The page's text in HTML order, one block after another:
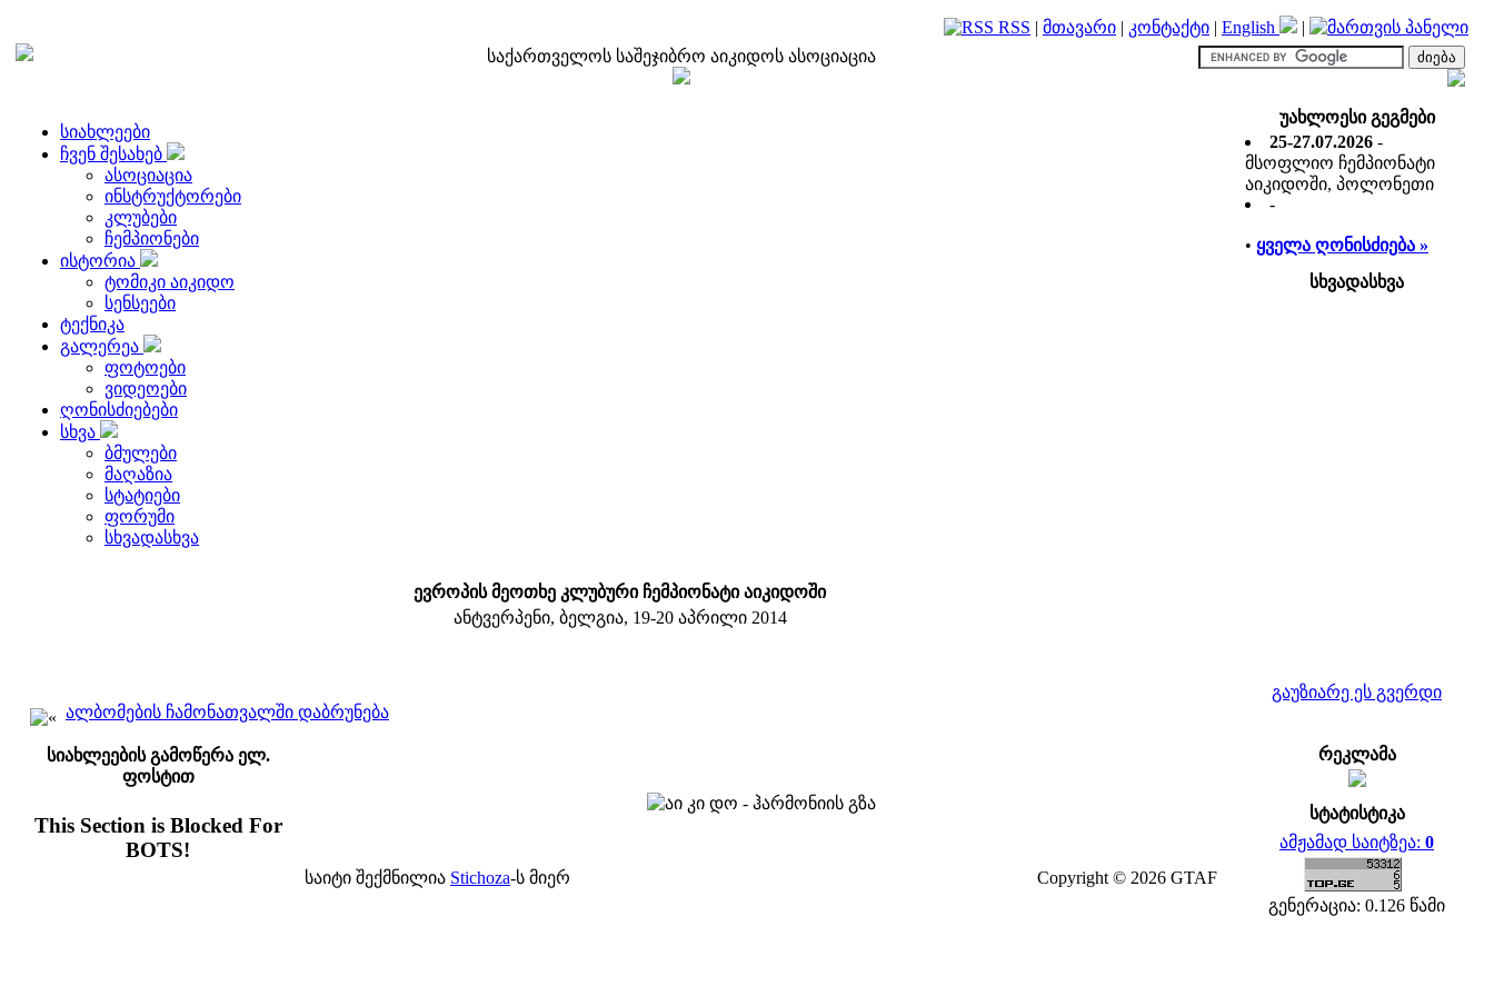
RSS | მთავარი | კონტაქტი | English
|
საქართველოს საშეჯიბრო აიკიდოს ასოციაცია
სიახლეები
ჩვენ შესახებ
ასოციაცია
ინსტრუქტორები
კლუბები
ჩემპიონები
ისტორია
ტომიკი აიკიდო
სენსეები
ტექნიკა
გალერეა
ფოტოები
ვიდეოები
ღონისძიებები
სხვა
ბმულები
მაღაზია
სტატიები
ფორუმი
სხვადასხვა
ევროპის მეოთხე კლუბური ჩემპიონატი აიკიდოში
ანტვერპენი, ბელგია, 19-20 აპრილი 2014
ალბომების ჩამონათვალში დაბრუნება
სიახლეების გამოწერა ელ.
ფოსტით
This Section is Blocked For
BOTS!
საიტი შექმნილია Stichoza-ს მიერ Copyright © 2026 GTAF
უახლოესი გეგმები
25-27.07.2026 -
მსოფლიო ჩემპიონატი
აიკიდოში, პოლონეთი
-
• ყველა ღონისძიება »
სხვადასხვა
გაუზიარე ეს გვერდი
რეკლამა
სტატისტიკა
ამჟამად საიტზეა: 0
გენერაცია: 0.126 წამი